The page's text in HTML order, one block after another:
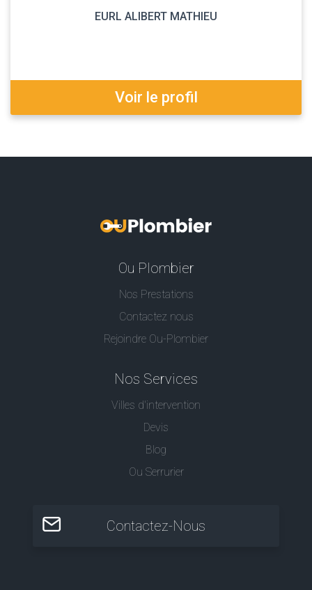
EURL ALIBERT MATHIEU
Voir le profil
Ou Plombier
Nos Prestations
Contactez nous
Rejoindre Ou-Plombier
Nos Services
Villes d'intervention
Devis
Blog
Ou Serrurier
Contactez-Nous